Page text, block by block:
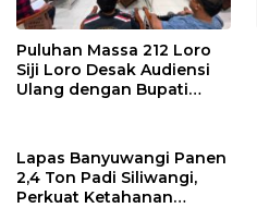
Puluhan Massa 212 Loro
Siji Loro Desak Audiensi
Ulang dengan Bupati
Pasir
Lapas Banyuwangi Panen
2,4 Ton Padi Siliwangi,
Perkuat Ketahanan